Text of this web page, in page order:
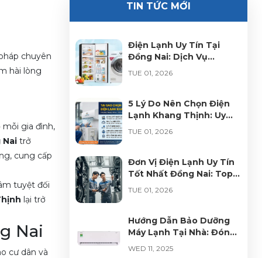
chuyên
hài lòng
gia đình,
trở
cung cấp
tuyệt đối
lại trở
Nai
cư dân và
TIN TỨC MỚI
Điện Lạnh Uy Tín Tại
Đồng Nai: Dịch Vụ
Chuyên Nghiệp & Giải
Pháp Tối Ưu
TUE 01, 2026
5 Lý Do Nên Chọn Điện
Lạnh Khang Thịnh: Uy
Tín, Chuyên Nghiệp Và
Chất Lượng Hàng Đầu
TUE 01, 2026
Đơn Vị Điện Lạnh Uy Tín
Tốt Nhất Đồng Nai: Top
Các Lựa Chọn Hoàn Hảo
TUE 01, 2026
Hướng Dẫn Bảo Dưỡng
Máy Lạnh Tại Nhà: Đón
Mùa Hè Mát Lạnh
WED 11, 2025